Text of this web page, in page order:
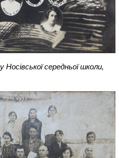
середньої школи,